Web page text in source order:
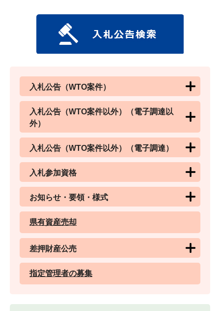
入札公告（WTO案件）
入札公告（WTO案件以外）（電子調達以
外）
入札公告（WTO案件以外）（電子調達）
入札参加資格
お知らせ・要領・様式
県有資産売却
差押財産公売
指定管理者の募集